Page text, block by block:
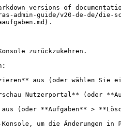
versions of
guide/v20-de-de/die-
zurückzukehren.
aus (oder wählen Sie
Nutzerportal** (oder
(oder **Aufgaben** >
um die Änderungen